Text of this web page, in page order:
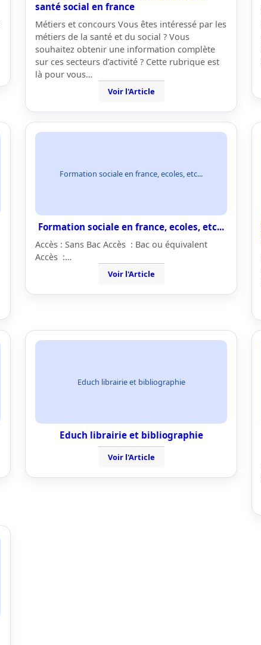
santé social en france
Métiers et concours Vous êtes intéressé par les
métiers de la santé et du social ? Vous
souhaitez obtenir une information complète
sur ces secteurs d’activité ? Cette rubrique est
là pour vous…
Voir l'Article
Formation sociale en france, ecoles, etc...
Formation sociale en france, ecoles, etc...
Accès : Sans Bac Accès : Bac ou équivalent
Accès :…
Voir l'Article
Educh librairie et bibliographie
Educh librairie et bibliographie
Voir l'Article